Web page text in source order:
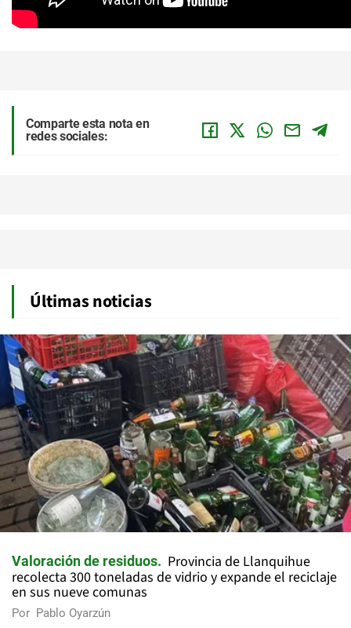
Comparte esta nota en
redes sociales:
Últimas noticias
Valoración de residuos
Provincia de Llanquihue
recolecta 300 toneladas de vidrio y expande el reciclaje
en sus nueve comunas
Por Pablo Oyarzún